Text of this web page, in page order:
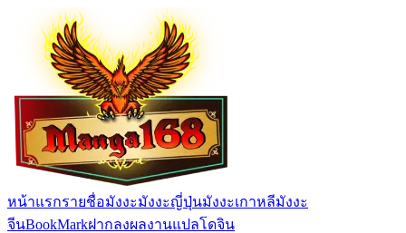
หน้าแรกรายชื่อมังงะมังงะญี่ปุ่นมังงะเกาหลีมังงะ
จีนBookMarkฝากลงผลงานแปลโดจิน